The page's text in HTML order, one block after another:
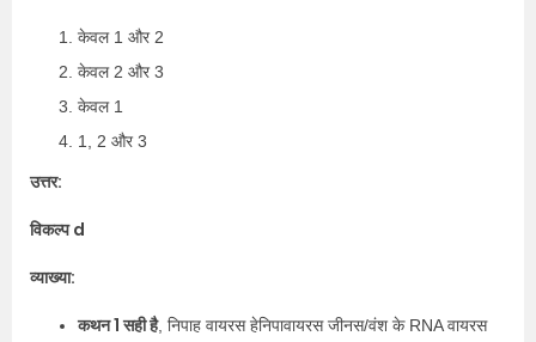
केवल 1 और 2
केवल 2 और 3
केवल 1
1, 2 और 3
उत्तर:
विकल्प d
व्याख्या:
कथन 1 सही है, निपाह वायरस हेनिपावायरस जीनस/वंश के RNA वायरस